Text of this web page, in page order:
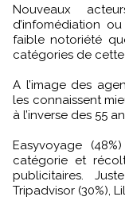
Nouveaux acteurs sur ce marché, les portails
d’infomédiation
faible notoriété
catégories de cette
A l’image des
les connaissent
à l’inverse des 55
Easyvoyage
catégorie et
publicitaires.
Tripadvisor (30%),